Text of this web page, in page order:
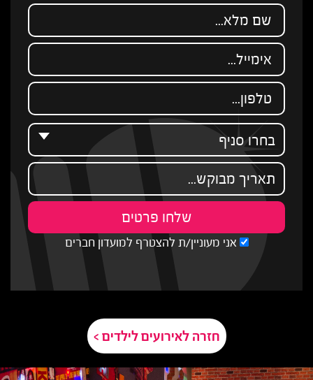
אני מעוניין/ת להצטרף למועדון חברים
חזרה לאירועים לילדים >